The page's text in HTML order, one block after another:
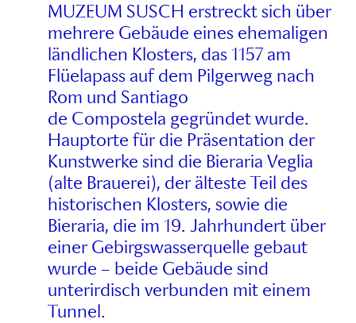
MUZEUM SUSCH erstreckt sich über
mehrere Gebäude eines ehemaligen
ländlichen Klosters, das 1157 am
Flüelapass auf dem Pilgerweg nach
Rom und Santiago
de Compostela gegründet wurde.
Hauptorte für die Präsentation der
Kunstwerke sind die Bieraria Veglia
(alte Brauerei), der älteste Teil des
historischen Klosters, sowie die
Bieraria, die im 19. Jahrhundert über
einer Gebirgswasserquelle gebaut
wurde – beide Gebäude sind
unterirdisch verbunden mit einem
Tunnel.